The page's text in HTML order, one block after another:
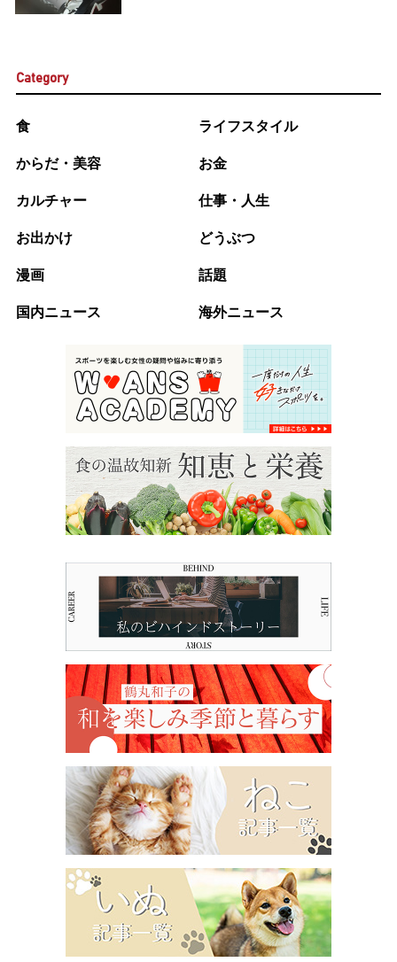
Category
食 ライフスタイル
からだ・美容 お金
カルチャー 仕事・人生
お出かけ どうぶつ
漫画 話題
国内ニュース 海外ニュース